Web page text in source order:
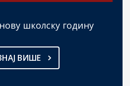
школску годину
ВИШЕ